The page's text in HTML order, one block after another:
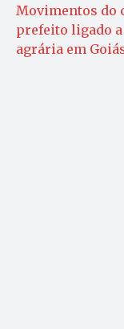
Movimentos do
prefeito ligado
agrária em